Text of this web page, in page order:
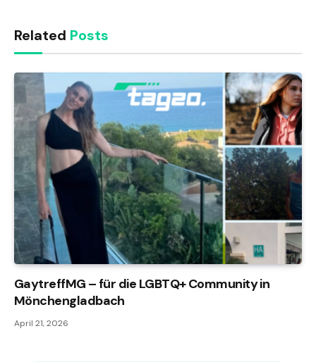
Related Posts
GaytreffMG – für die LGBTQ+ Community in
Mönchengladbach
April 21, 2026